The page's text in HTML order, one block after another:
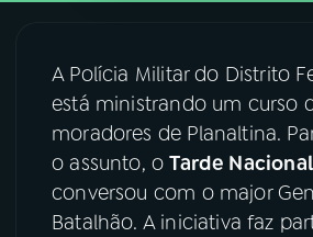
07ÚLTIMAS
08FESTIVAL DE MÚSICA
A Polícia Militar do Distrito
está ministrando um curso
moradores de Planaltina.
o assunto, oTarde
conversou com o major
Batalhão. A iniciativa faz